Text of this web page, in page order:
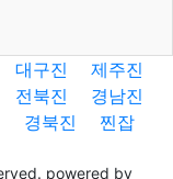
대구진
제주진
전북진
경남진
경북진
찐잡
powered by